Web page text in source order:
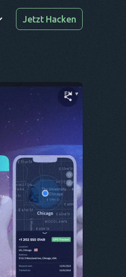
Jetzt Hacken
Artikel teilen
Facebook Link kopieren